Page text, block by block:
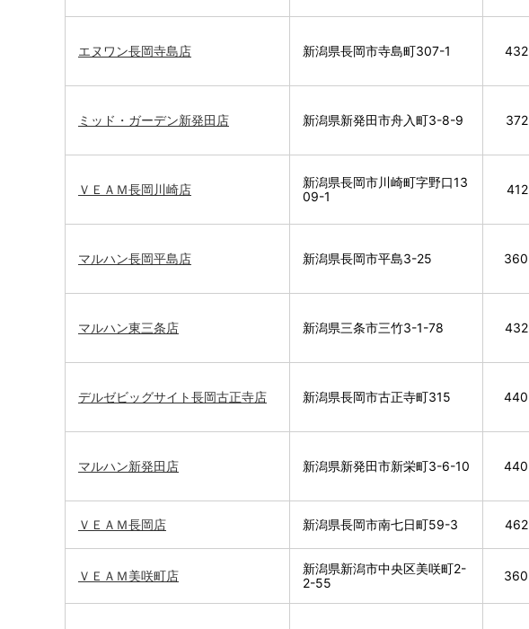
エヌワン長岡寺島店 新潟県長岡市寺島町307-1 432
ミッド・ガーデン新発田店 新潟県新発田市舟入町3-8-9 372
ＶＥＡＭ長岡川崎店
新潟県長岡市川崎町字野口13
09-1
412
マルハン長岡平島店 新潟県長岡市平島3-25 360
マルハン東三条店 新潟県三条市三竹3-1-78 432
デルゼビッグサイト長岡古正寺店 新潟県長岡市古正寺町315 440
マルハン新発田店 新潟県新発田市新栄町3-6-10 440
ＶＥＡＭ長岡店 新潟県長岡市南七日町59-3 462
ＶＥＡＭ美咲町店
新潟県新潟市中央区美咲町2-
2-55
360